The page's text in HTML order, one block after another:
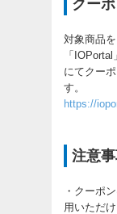
クー
対象商品
「
にてクー
す。
https://
注意
・クーポ
用いただけ